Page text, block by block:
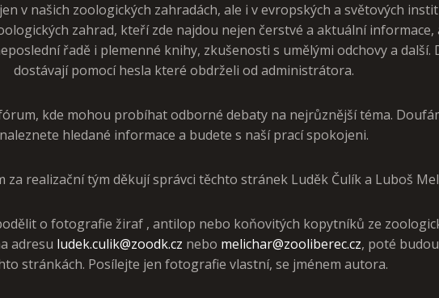
v našich zoologických zahradách, ale i v evropských a světových
zahrad, kteří zde najdou nejen čerstvé a aktuální informace,
řadě i plemenné knihy, zkušenosti s umělými odchovy a další.
dostávají pomocí hesla které obdrželi od administrátora.
kde mohou probíhat odborné debaty na nejrůznější téma.
naleznete hledané informace a budete s naší prací spokojeni.
za realizační tým děkují správci těchto stránek Luděk Čulík a Luboš
o fotografie žiraf , antilop nebo koňovitých kopytníků ze
adresu ludek.culik@zoodk.cz nebo melichar@zooliberec.cz, poté
stránkách. Posílejte jen fotografie vlastní, se jménem autora.